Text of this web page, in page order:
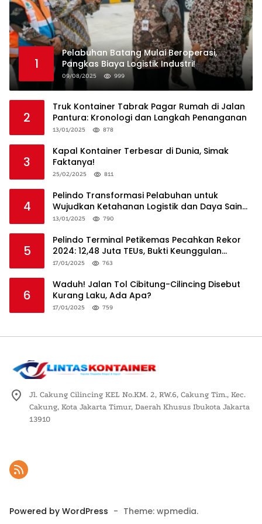
1
Pelabuhan Batang Mulai Beroperasi,
Pangkas Biaya Logistik Industri!
09/08/2025 999
2
Truk Kontainer Tabrak Pagar Rumah di Jalan
Pantura: Kronologi dan Langkah Penanganan
13/01/2025 878
3
Kapal Kontainer Terbesar di Dunia, Simak
Faktanya!
25/02/2025 811
4
Pelindo Transformasi Pelabuhan untuk
Wujudkan Ketahanan Logistik dan Daya Saing
Global
13/01/2025 790
5
Pelindo Terminal Petikemas Pecahkan Rekor
2024: 12,48 Juta TEUs, Bukti Keunggulan
Logistik Nasional
17/01/2025 763
6
Waduh! Jalan Tol Cibitung-Cilincing Disebut
Kurang Laku, Ada Apa?
17/01/2025 759
Jl. Cakung Cilincing KEL No.KM. 2, RW.6, Cakung Tim., Kec.
Cakung, Kota Jakarta Timur, Daerah Khusus Ibukota Jakarta
13910
Powered by WordPress - Theme: wpmedia.